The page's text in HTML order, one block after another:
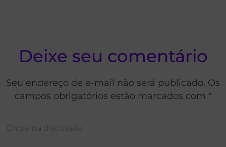
Deixe seu comentário
Seu endereço de e-mail não será publicado. Os
campos obrigatórios estão marcados com *